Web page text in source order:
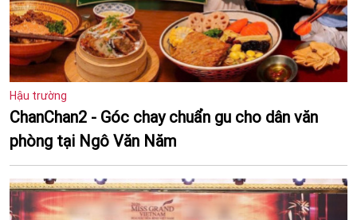
Hậu trường
ChanChan2 - Góc chay chuẩn gu cho dân văn
phòng tại Ngô Văn Năm